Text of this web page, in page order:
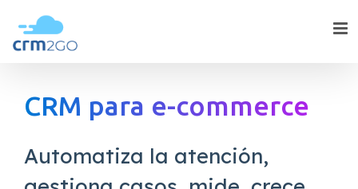
content
CRM para e-commerce
Automatiza la atención,